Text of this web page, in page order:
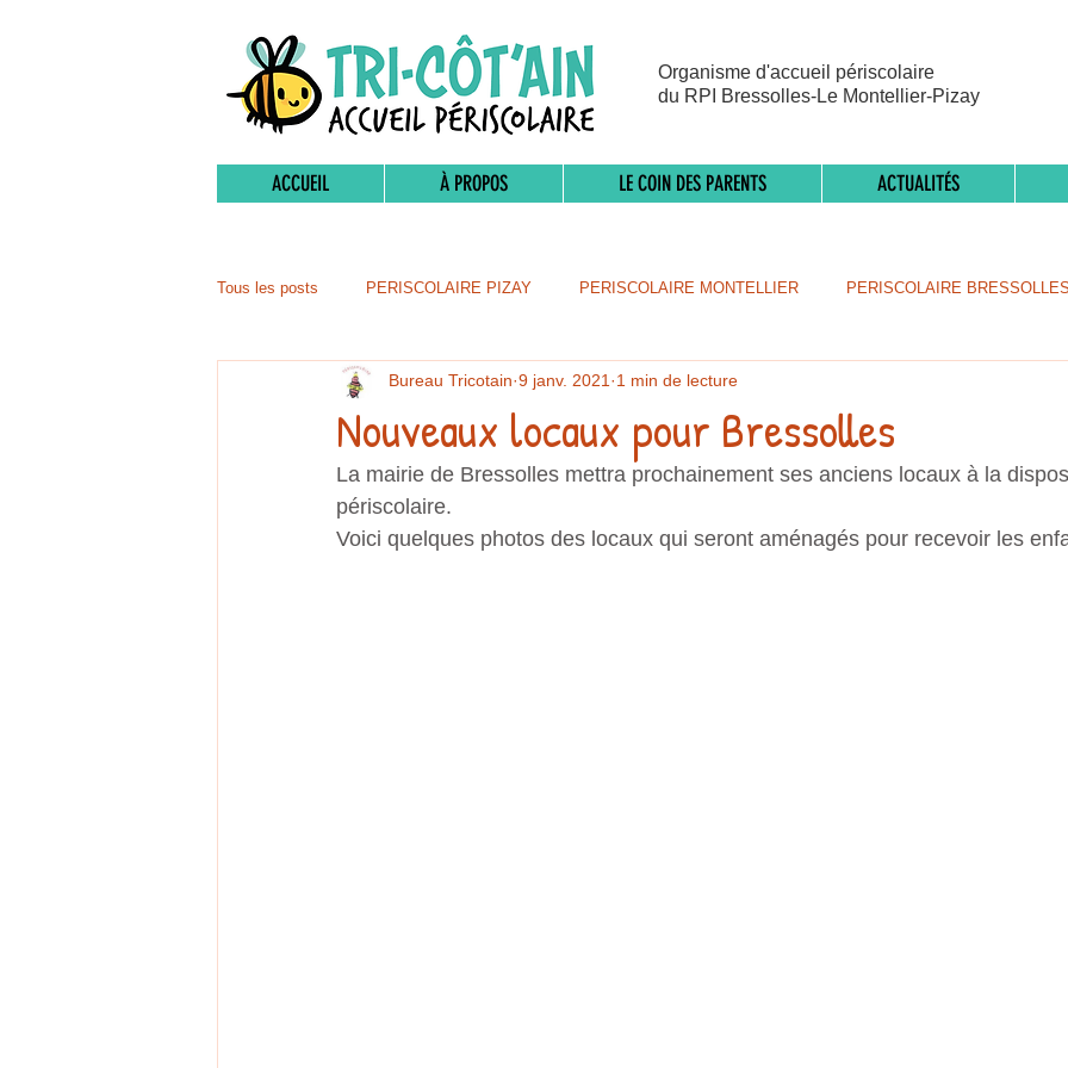
Organisme d'accueil périscolaire
du RPI Bressolles-Le Montellier-Pizay
ACCUEIL À PROPOS LE COIN DES PARENTS ACTUALITÉS
Tous les posts PERISCOLAIRE PIZAY PERISCOLAIRE MONTELLIER PERISCOLAIRE
Nouveaux locaux pour Bressolles
Bureau Tricotain 9 janv. 2021 1 min de lecture
La mairie de Bressolles mettra prochainement ses anciens locaux à la
périscolaire.
Voici quelques photos des locaux qui seront aménagés pour recevoir les